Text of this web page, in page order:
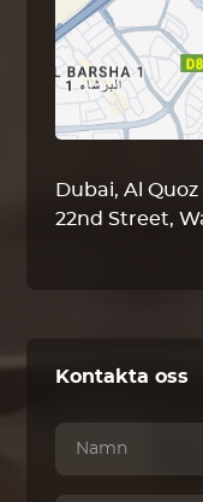
Dubai, Al
22nd Street,
Kontakta oss